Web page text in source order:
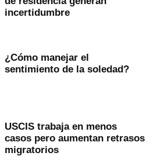
incertidumbre
¿Cómo manejar el
sentimiento de la soledad?
USCIS trabaja en menos
casos pero aumentan retrasos
migratorios